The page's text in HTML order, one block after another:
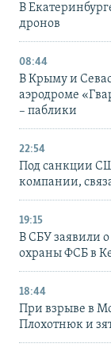
В
дронов
08:44
В Крыму и
аэродроме
– паблики
22:54
Под санкции
компании,
19:15
В СБУ заявили
охраны ФСБ в
18:44
При взрыве в
Плохотнюк и